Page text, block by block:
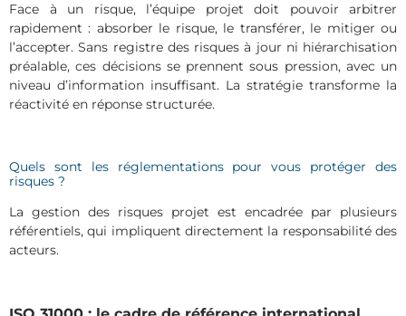
Face à un risque, l’équipe projet doit pouvoir arbitrer
rapidement : absorber le risque, le transférer, le mitiger ou
l’accepter. Sans registre des risques à jour ni hiérarchisation
préalable, ces décisions se prennent sous pression, avec un
niveau d’information insuffisant. La stratégie transforme la
réactivité en réponse structurée.
Quels sont les réglementations pour vous protéger des
risques ?
La gestion des risques projet est encadrée par plusieurs
référentiels, qui impliquent directement la responsabilité des
acteurs.